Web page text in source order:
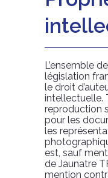
L’ensemble
législation
le droit
intellectuelle.
reproduction
pour les
les
est, sauf
de Jaunatre
mention